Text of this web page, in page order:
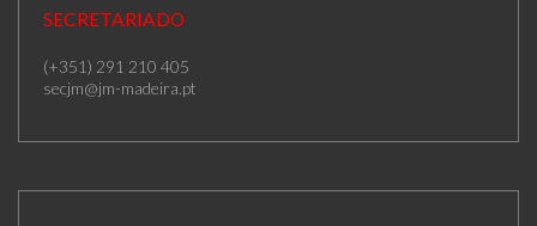
SECRETARIADO
(+351) 291 210 405
secjm@jm-madeira.pt